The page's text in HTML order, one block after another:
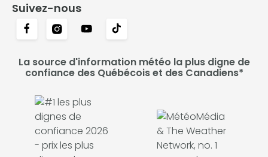
Suivez-nous
La source d'information météo la plus digne de
confiance des Québécois et des Canadiens*